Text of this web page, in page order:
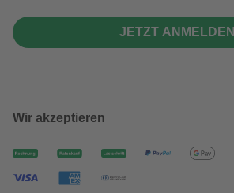
JETZT ANMELDEN
Wir akzeptieren